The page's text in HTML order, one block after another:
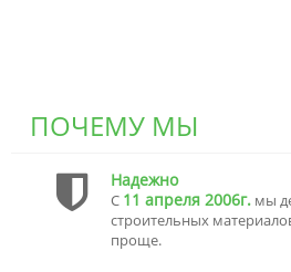
ПОЧЕМУ МЫ
Надежно
С 11 апреля 2006г. мы
строительных
проще.